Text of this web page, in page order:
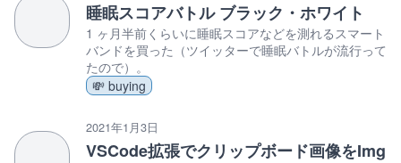
睡眠スコアバトル ブラック・ホワイト
1 ヶ月半前くらいに睡眠スコアなどを測れるスマート
バンドを買った（ツイッターで睡眠バトルが流行って
たので）。
💸 buying
2021年1月3日
VSCode拡張でクリップボード画像をImg